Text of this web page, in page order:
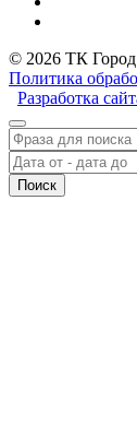
© 2026 ТК Город
Политика
Разработка
Поиск